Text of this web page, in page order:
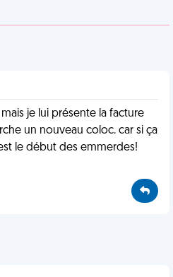
je lui présente la facture
un nouveau coloc. car si ça
le début des emmerdes!